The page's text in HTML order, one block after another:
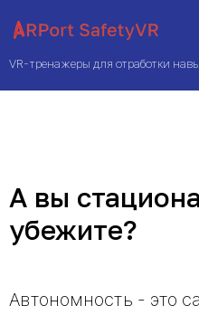
VR-тренажеры для отработки
А вы
убежите?
Автономность - это